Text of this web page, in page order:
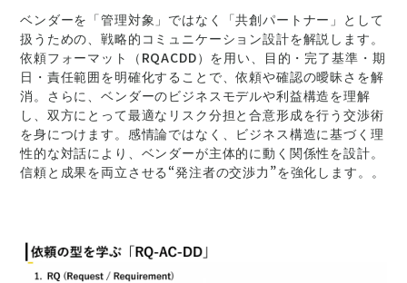
ベンダーを「管理対象」ではなく「共創パートナー」として
扱うための、戦略的コミュニケーション設計を解説します。
依頼フォーマット（RQACDD）を用い、目的・完了基準・期
日・責任範囲を明確化することで、依頼や確認の曖昧さを解
消。さらに、ベンダーのビジネスモデルや利益構造を理解
し、双方にとって最適なリスク分担と合意形成を行う交渉術
を身につけます。感情論ではなく、ビジネス構造に基づく理
性的な対話により、ベンダーが主体的に動く関係性を設計。
信頼と成果を両立させる“発注者の交渉力”を強化します。。